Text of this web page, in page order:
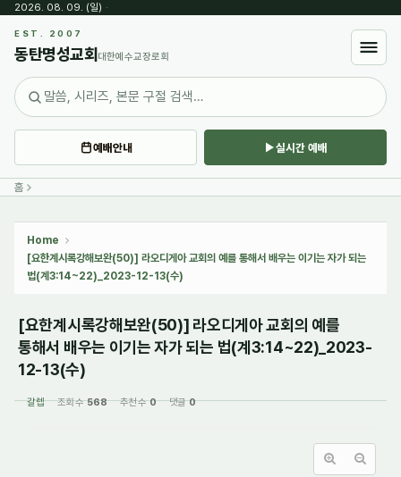
2026. 08. 09. (일) ·
EST. 2007
동탄명성교회 대한예수교장로회
예배안내 실시간 예배
홈
Home
[요한계시록강해보완(50)] 라오디게아 교회의 예를 통해서 배우는 이기는 자가 되는
법(계3:14~22)_2023-12-13(수)
[요한계시록강해보완(50)] 라오디게아 교회의 예를
통해서 배우는 이기는 자가 되는 법(계3:14~22)_2023-
12-13(수)
갈렙 조회 수568 추천 수0 댓글0
Sketchbook5, 스케치북5
Sketchbook5, 스케치북5